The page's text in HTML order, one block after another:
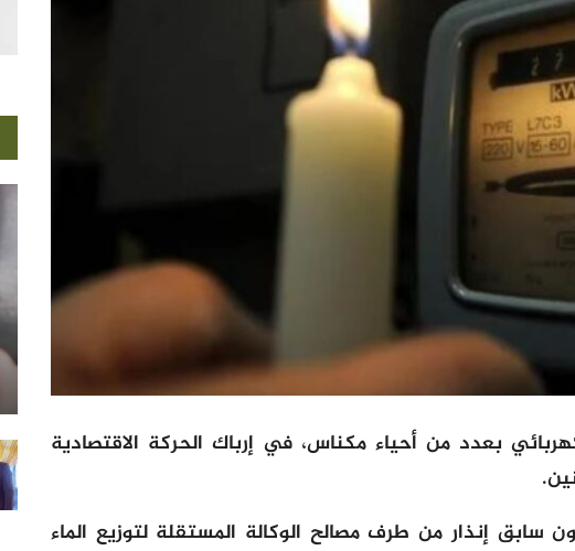
بعدد من أحياء مكناس، في إرباك الحركة الاقتصادية
إنذار من طرف مصالح الوكالة المستقلة لتوزيع الماء